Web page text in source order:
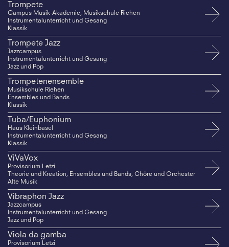
Trompete
Campus Musik-Akademie, Musikschule Riehen
Instrumentalunterricht und Gesang
Klassik
Trompete Jazz
Jazzcampus
Instrumentalunterricht und Gesang
Jazz und Pop
Trompetenensemble
Musikschule Riehen
Ensembles und Bands
Klassik
Tuba/Euphonium
Haus Kleinbasel
Instrumentalunterricht und Gesang
Klassik
ViVaVox
Provisorium Letzi
Theorie und Kreation, Ensembles und Bands, Chöre und Orchester
Alte Musik
Vibraphon Jazz
Jazzcampus
Instrumentalunterricht und Gesang
Jazz und Pop
Viola da gamba
Provisorium Letzi